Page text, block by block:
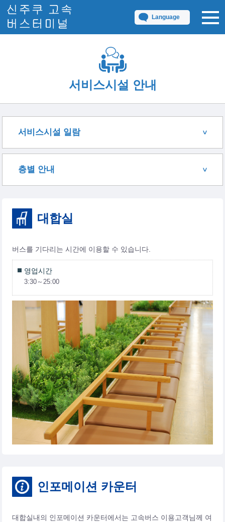
Language
서비스시설 안내
서비스시설 일람
층별 안내
대합실
버스를 기다리는 시간에 이용할 수 있습니다.
영업시간
3:30～25:00
인포메이션 카운터
대합실내의 인포메이션 카운터에서는 고속버스 이용고객님께 여